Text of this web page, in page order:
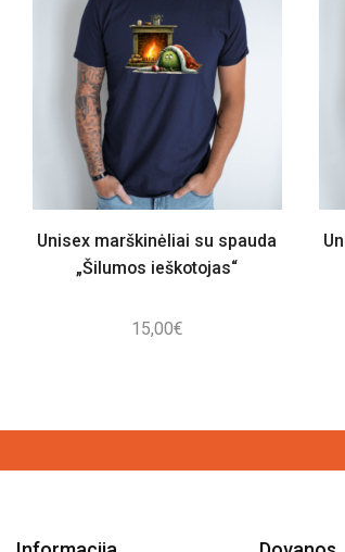
Unisex marškinėliai su spauda
„Šilumos ieškotojas“
15,00€